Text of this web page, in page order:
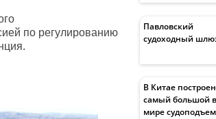
по регулированию
Павловский
судоходный
В Китае построен
самый большой в
мире